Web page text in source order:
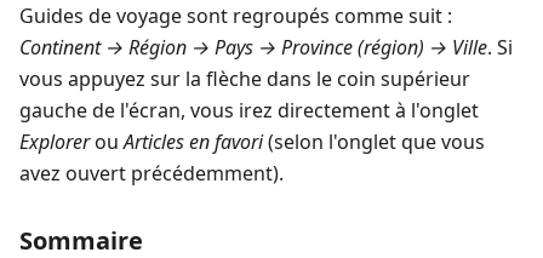
Guides de voyage sont regroupés comme suit :
Continent → Région → Pays → Province (région) → Ville. Si
vous appuyez sur la flèche dans le coin supérieur
gauche de l'écran, vous irez directement à l'onglet
ExplorerouArticles en favori(selon l'onglet que vous
avez ouvert précédemment).
Sommaire